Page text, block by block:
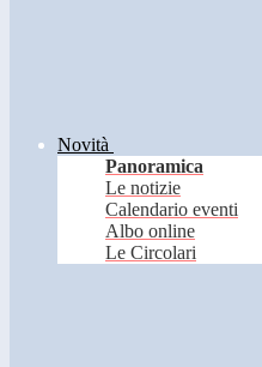
Novità
Panoramica
Le notizie
Calendario eventi
Albo online
Le Circolari